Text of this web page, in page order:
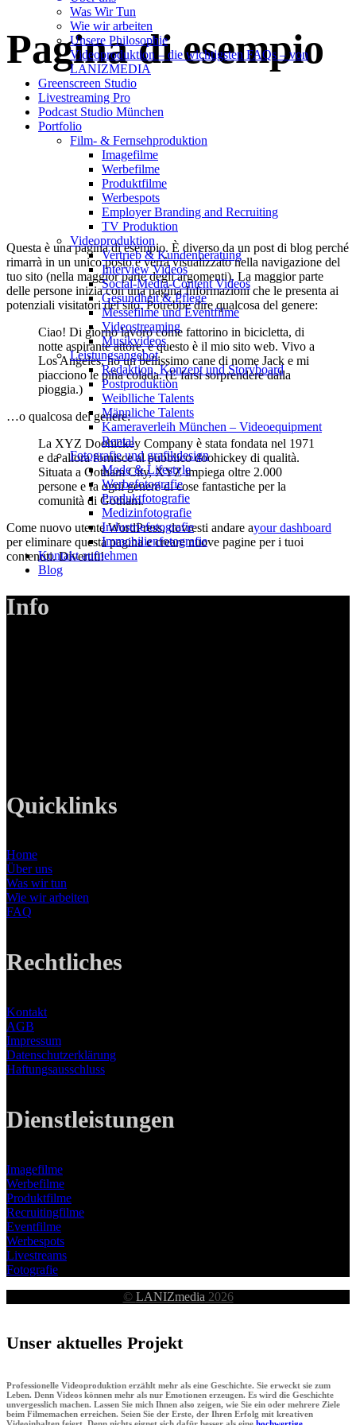
Was Wir Tun
Wie wir arbeiten
Unsere Philosophie
Videoproduktion – die wichtigsten FAQs – von
LANIZMEDIA
Greenscreen Studio
Livestreaming Pro
Podcast Studio München
Portfolio
Film- & Fernsehproduktion
Imagefilme
Werbefilme
Produktfilme
Werbespots
Employer Branding and Recruiting
TV Produktion
Videoproduktion
Vertrieb & Kundenberatung
Interview Videos
Social-Media-Content Videos
Gesundheit & Pflege
Mes­se­filme und Eventfilme
Video­strea­ming
Musikvideos
Leis­tungs­an­ge­bot
Redak­ti­on, Kon­zept und Storyboard
Post­pro­duk­ti­on
Weiblliche Talents
Männliche Talents
Kameraverleih München – Videoequipment
Rental
Fotografie und grafikdesign
Mode & Lifestyle
Werbefotografie
Produktfotografie
Medizinfotografie
Industriefotografie
Immobilienfotografie
Kontakt aufnehmen
Blog
Pagina di esempio
Questa è una pagina di esempio. È diverso da un post di blog perché
rimarrà in un unico posto e verrà visualizzato nella navigazione del
tuo sito (nella maggior parte degli argomenti). La maggior parte
delle persone inizia con una pagina Informazioni che le presenta ai
potenziali visitatori del sito. Potrebbe dire qualcosa del genere:
Ciao! Di giorno lavoro come fattorino in bicicletta, di
notte aspirante attore, e questo è il mio sito web. Vivo a
Los Angeles, ho un bellissimo cane di nome Jack e mi
piacciono le piña colada. (E farsi sorprendere dalla
pioggia.)
…o qualcosa del genere:
La XYZ Doohickey Company è stata fondata nel 1971
e da allora fornisce al pubblico doohickey di qualità.
Situata a Gotham City, XYZ impiega oltre 2.000
persone e fa ogni genere di cose fantastiche per la
comunità di Gotham.
Come nuovo utente WordPress, dovresti andare ayour dashboard
per eliminare questa pagina e creare nuove pagine per i tuoi
contenuti. Divertiti!
Info
Quicklinks
Home
Über uns
Was wir tun
Wie wir arbeiten
FAQ
Rechtliches
Kontakt
AGB
Impressum
Datenschutzerklärung
Haftungsausschluss
Dienstleistungen
Imagefilme
Werbefilme
Produktfilme
Recruitingfilme
Eventfilme
Werbespots
Livestreams
Fotografie
© LANIZmedia 2026
Unser aktuelles Projekt
Professionelle Videoproduktion erzählt mehr als eine Geschichte. Sie erweckt sie zum
Leben. Denn Videos können mehr als nur Emotionen erzeugen. Es wird die Geschichte
unvergesslich machen. Lassen Sie mich Ihnen also zeigen, wie Sie ein oder mehrere Ziele
beim Filmemachen erreichen. Seien Sie der Erste, der Ihren Erfolg mit kreativen